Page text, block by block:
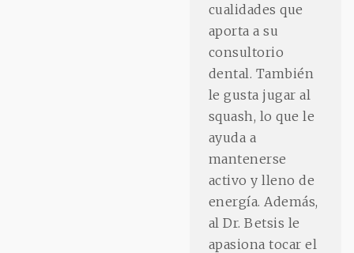
cualidades que
aporta a su
consultorio
dental. También
le gusta jugar al
squash, lo que le
ayuda a
mantenerse
activo y lleno de
energía. Además,
al Dr. Betsis le
apasiona tocar el